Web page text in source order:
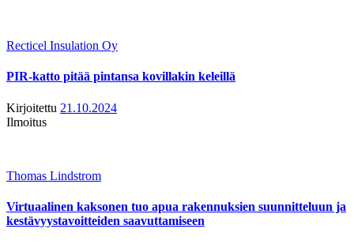
Recticel Insulation Oy
PIR-katto pitää pintansa kovillakin keleillä
Kirjoitettu 21.10.2024
Ilmoitus
Thomas Lindstrom
Virtuaalinen kaksonen tuo apua rakennuksien suunnitteluun ja
kestävyystavoitteiden saavuttamiseen